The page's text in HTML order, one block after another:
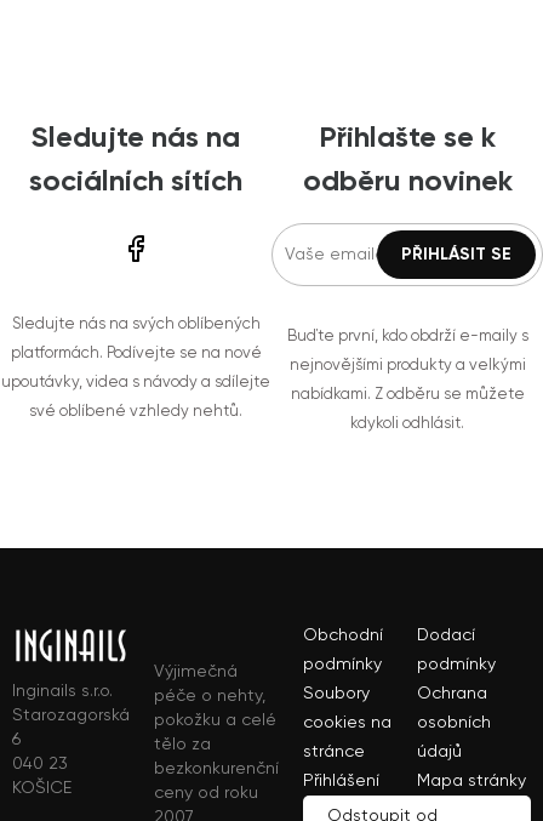
Sledujte nás na
sociálních sítích
Sledujte nás na svých oblíbených
platformách. Podívejte se na nové
upoutávky, videa s návody a sdílejte
své oblíbené vzhledy nehtů.
Přihlašte se k
odběru novinek
Buďte první, kdo obdrží e-maily s
nejnovějšími produkty a velkými
nabídkami. Z odběru se můžete
kdykoli odhlásit.
Inginails s.r.o.
Starozagorská
6
040 23
KOŠICE
Výjimečná
péče o nehty,
pokožku a celé
tělo za
bezkonkurenční
ceny od roku
2007
Obchodní
podmínky
Dodací
podmínky
Soubory
cookies na
stránce
Ochrana
osobních
údajů
Přihlášení
Mapa stránky
Odstoupit od